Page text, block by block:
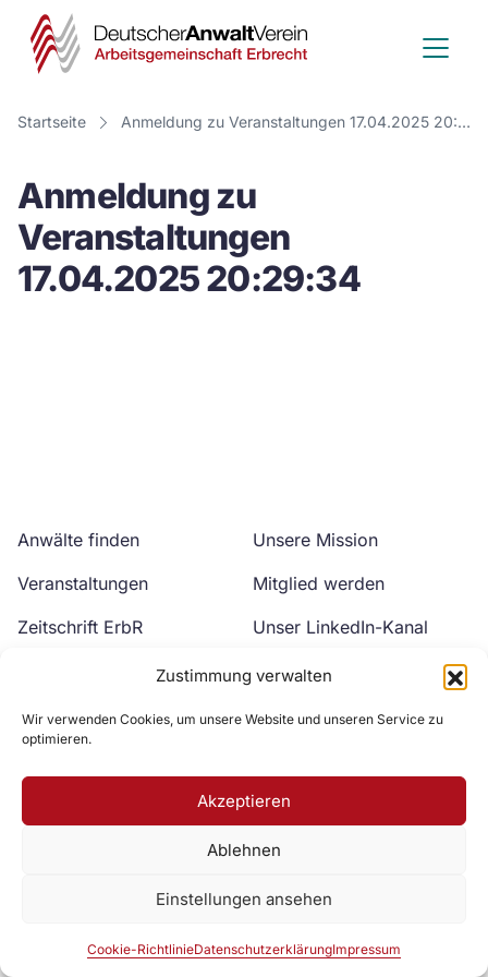
Zustimmung verwalten
Wir verwenden Cookies, um unsere Website und unseren Service zu
optimieren.
Akzeptieren
Ablehnen
Einstellungen ansehen
Cookie-RichtlinieDatenschutzerklärungImpressum
Deutscher
Anwalt
Verein
Startseite Anmeldung zu Veranstaltungen 17.04.2025 20:29:34
Anmeldung zu
Veranstaltungen
17.04.2025 20:29:34
Anwälte finden
Veranstaltungen
Zeitschrift ErbR
Unsere Mission
Mitglied werden
Unser LinkedIn-Kanal
Unser YouTube-Kanal
Zur DAV Webseite